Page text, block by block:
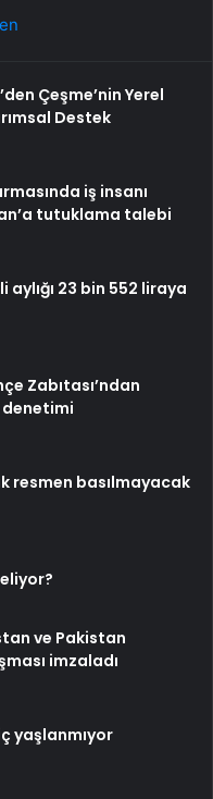
Çeşme’nin Yerel
Destek
iş insanı
tutuklama talebi
aylığı 23 bin 552 liraya
Zabıtası’ndan
denetimi
resmen basılmayacak
ve Pakistan
imzaladı
yaşlanmıyor